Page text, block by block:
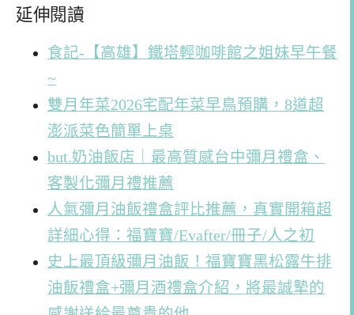
延伸閱讀
食記-【高雄】鐵塔輕咖啡館之姐妹早午餐
~
雙月年菜2026宅配年菜早鳥預購，8道超
澎派菜色簡單上桌
but.奶油飯店｜最高質感台中彌月禮盒、
客製化彌月禮推薦
人氣彌月油飯禮盒評比推薦，真實開箱超
詳細心得：福寶寶/Evafter/冊子/人之初
史上最頂級彌月油飯！福寶寶黑松露牛排
油飯禮盒+彌月酒禮盒介紹，將最誠摯的